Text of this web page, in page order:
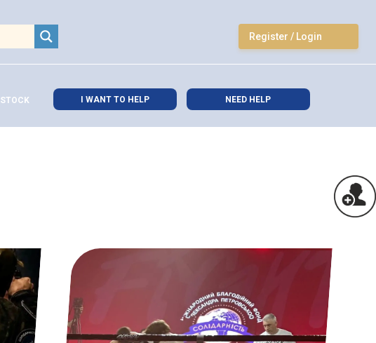
Register / Login
STOCK I WANT TO HELP NEED HELP